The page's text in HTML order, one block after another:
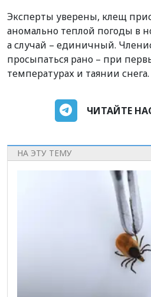
Эксперты уверены, клещ
аномально теплой погоды в
а случай – единичный.
просыпаться рано – при
температурах и таянии снега.
ЧИТАЙТЕ
НА ЭТУ ТЕМУ